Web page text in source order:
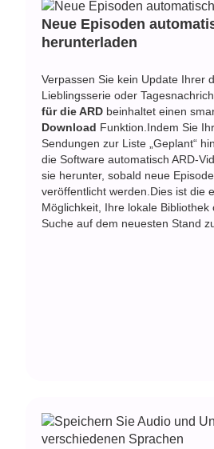
Neue Episoden
herunterladen
Verpassen Sie kein Update Ihrer
Lieblingsserie oder
für die ARD beinhaltet einen
Download Funktion.Indem Sie
Sendungen zur Liste „Geplant“
die Software automatisch ARD-
sie herunter, sobald neue
veröffentlicht werden.Dies ist die
Möglichkeit, Ihre lokale Bibliothek
Suche auf dem neuesten Stand